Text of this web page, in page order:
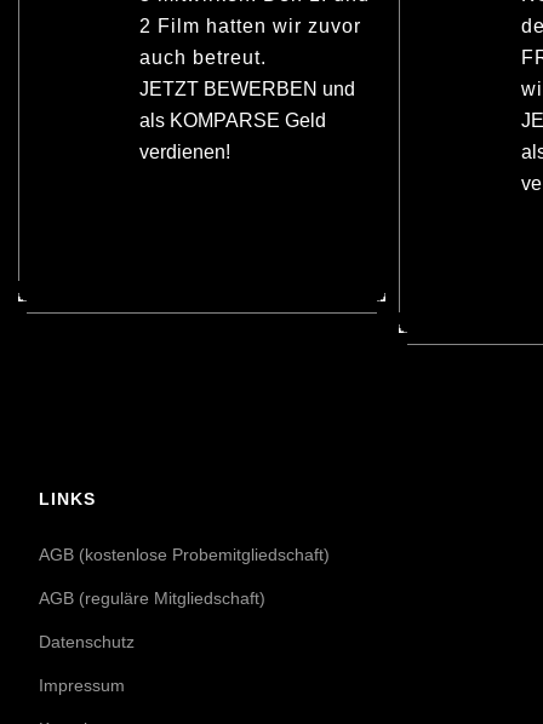
2 Film hatten wir zuvor
auch betreut.
JETZT BEWERBEN und
als KOMPARSE Geld
verdienen!
LINKS
AGB (kostenlose Probemitgliedschaft)
AGB (reguläre Mitgliedschaft)
Datenschutz
Impressum